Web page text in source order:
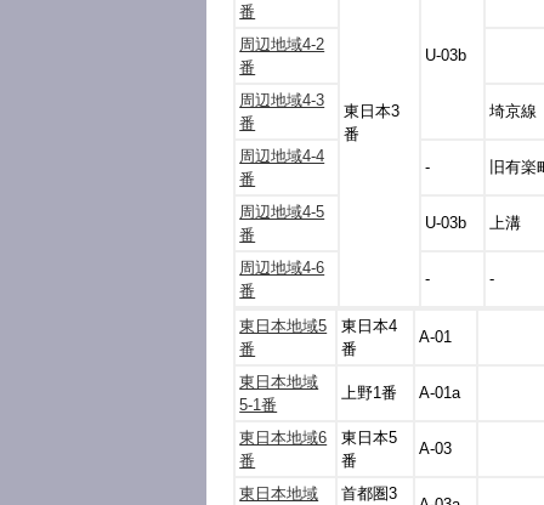
東日本3
番
番
U-03b
周辺地域4-2
番
周辺地域4-3
番
埼京線
周辺地域4-4
番
- 旧有楽
周辺地域4-5
番
U-03b 上溝
周辺地域4-6
番
- -
東日本地域5
番
東日本4
番
A-01
東日本地域
5-1番
上野1番 A-01a
東日本地域6
番
東日本5
番
A-03
東日本地域
首都圏3